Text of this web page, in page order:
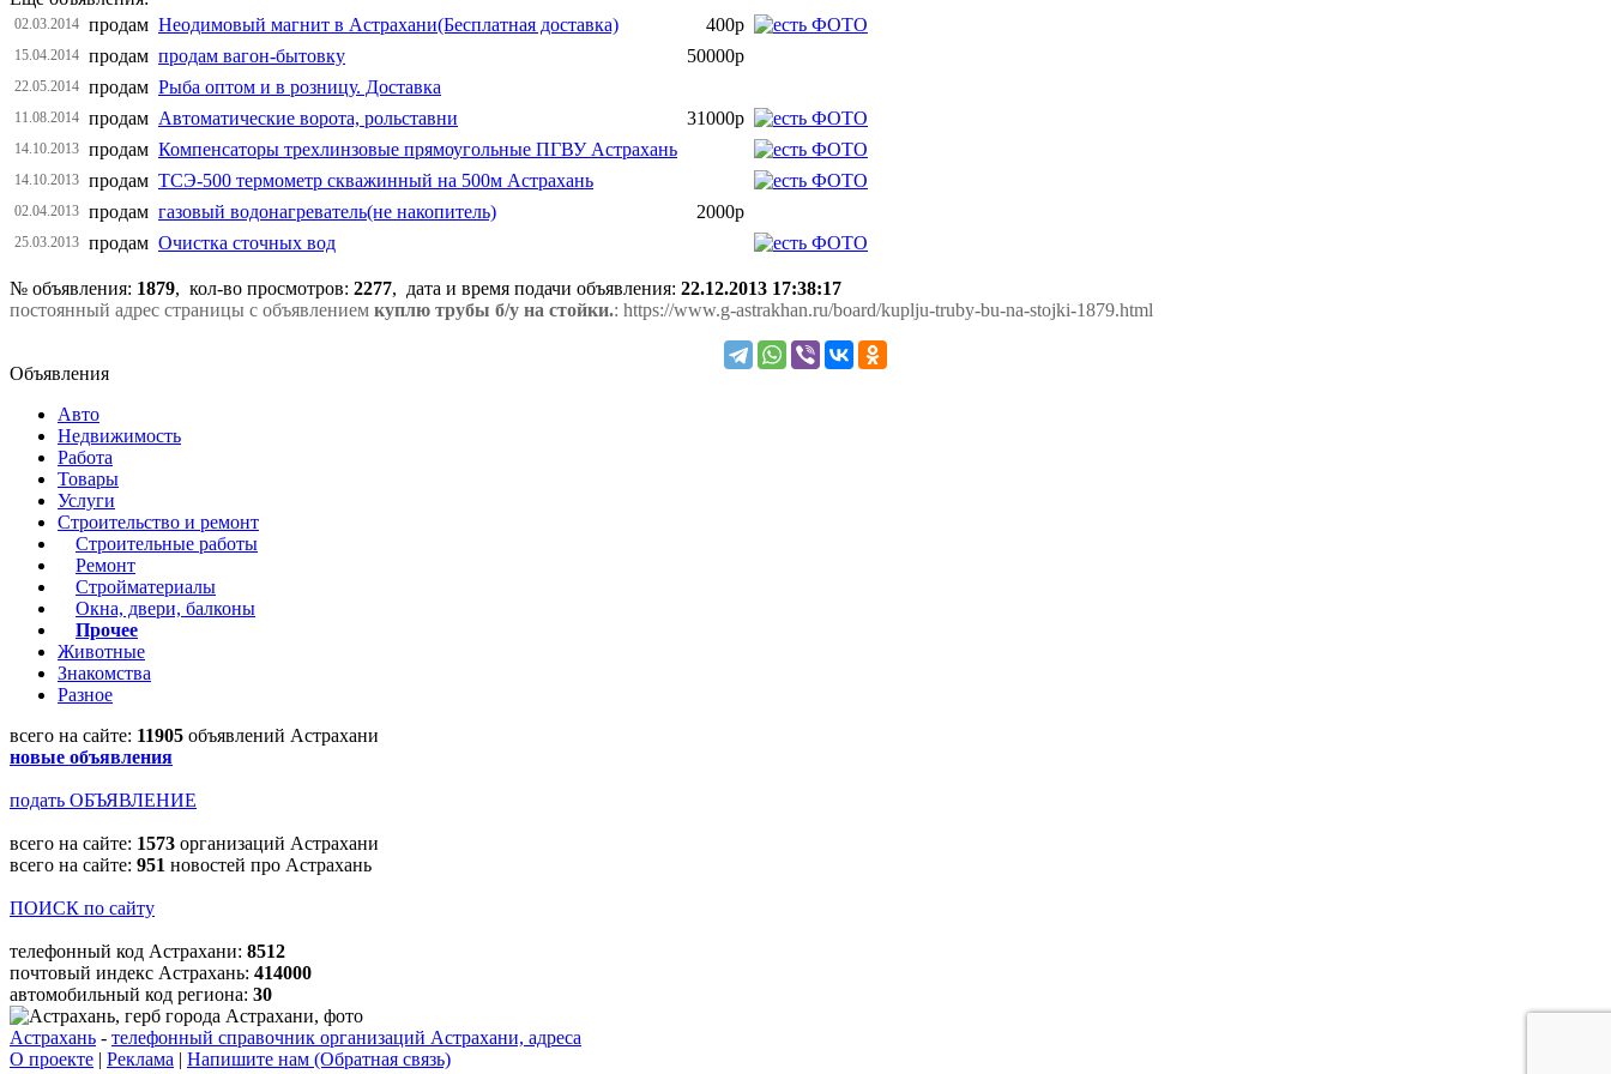
02.03.2014 продам Неодимовый магнит в Астрахани(Бесплатная доставка) 400р
15.04.2014 продам продам вагон-бытовку 50000р
22.05.2014 продам Рыба оптом и в розницу. Доставка
11.08.2014 продам Автоматические ворота, рольставни 31000р
14.10.2013 продам Компенсаторы трехлинзовые прямоугольные ПГВУ Астрахань
14.10.2013 продам ТСЭ-500 термометр скважинный на 500м Астрахань
02.04.2013 продам газовый водонагреватель(не накопитель) 2000р
25.03.2013 продам Очистка сточных вод
№ объявления: 1879, кол-во просмотров: 2277, дата и время подачи объявления: 22.12.2013 17:38:17
постоянный адрес страницы с объявлением куплю трубы б/у на стойки.: https://www.g-astrakhan.ru/board/kuplju-truby-bu-na-stojki-1879.html
Объявления
Авто
Недвижимость
Работа
Товары
Услуги
Строительство и ремонт
Строительные работы
Ремонт
Стройматериалы
Окна, двери, балконы
Прочее
Животные
Знакомства
Разное
всего на сайте: 11905 объявлений Астрахани
новые объявления
подать ОБЪЯВЛЕНИЕ
всего на сайте: 1573 организаций Астрахани
всего на сайте: 951 новостей про Астрахань
ПОИСК по сайту
телефонный код Астрахани: 8512
почтовый индекс Астрахань: 414000
автомобильный код региона: 30
Астрахань - телефонный справочник организаций Астрахани, адреса
О проекте | Реклама | Напишите нам (Обратная связь)